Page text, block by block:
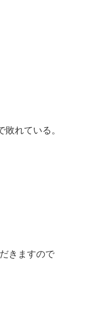
れている。
きますので